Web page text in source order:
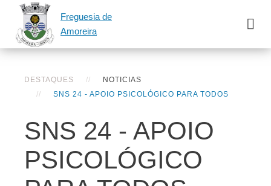
Freguesia de
Amoreira
DESTAQUES
NOTICIAS
SNS 24 - APOIO PSICOLÓGICO PARA TODOS
SNS 24 - APOIO
PSICOLÓGICO